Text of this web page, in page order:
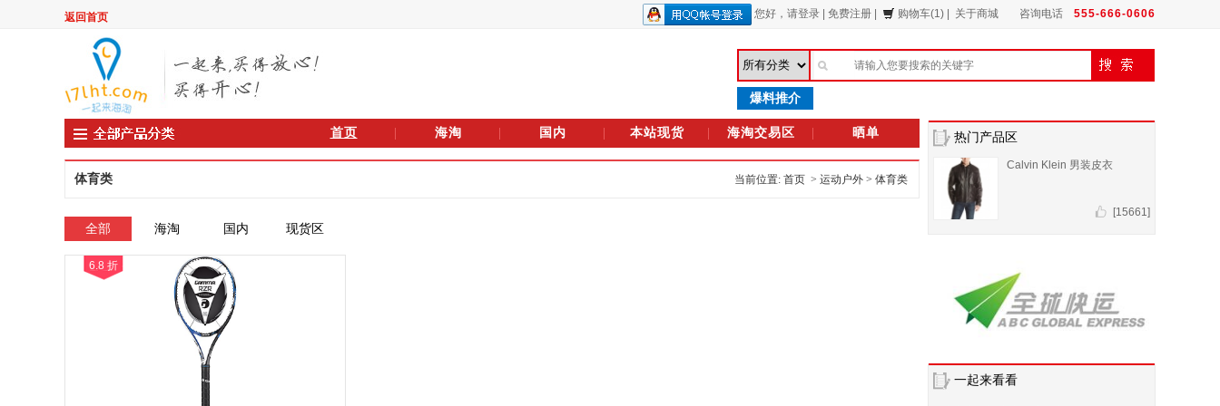
返回首页 您好， 请登录 免费注册 购物车(1) 关于商城 咨询电话 555-666-0606
爆料推介
首页 海淘 国内 本站现货 海淘交易区 晒单
体育类 当前位置: 首页 > 运动户外 > 体育类
全部 海淘 国内 现货区
6.8 折
热门产品区
Calvin Klein 男装皮衣
[15661]
一起来看看